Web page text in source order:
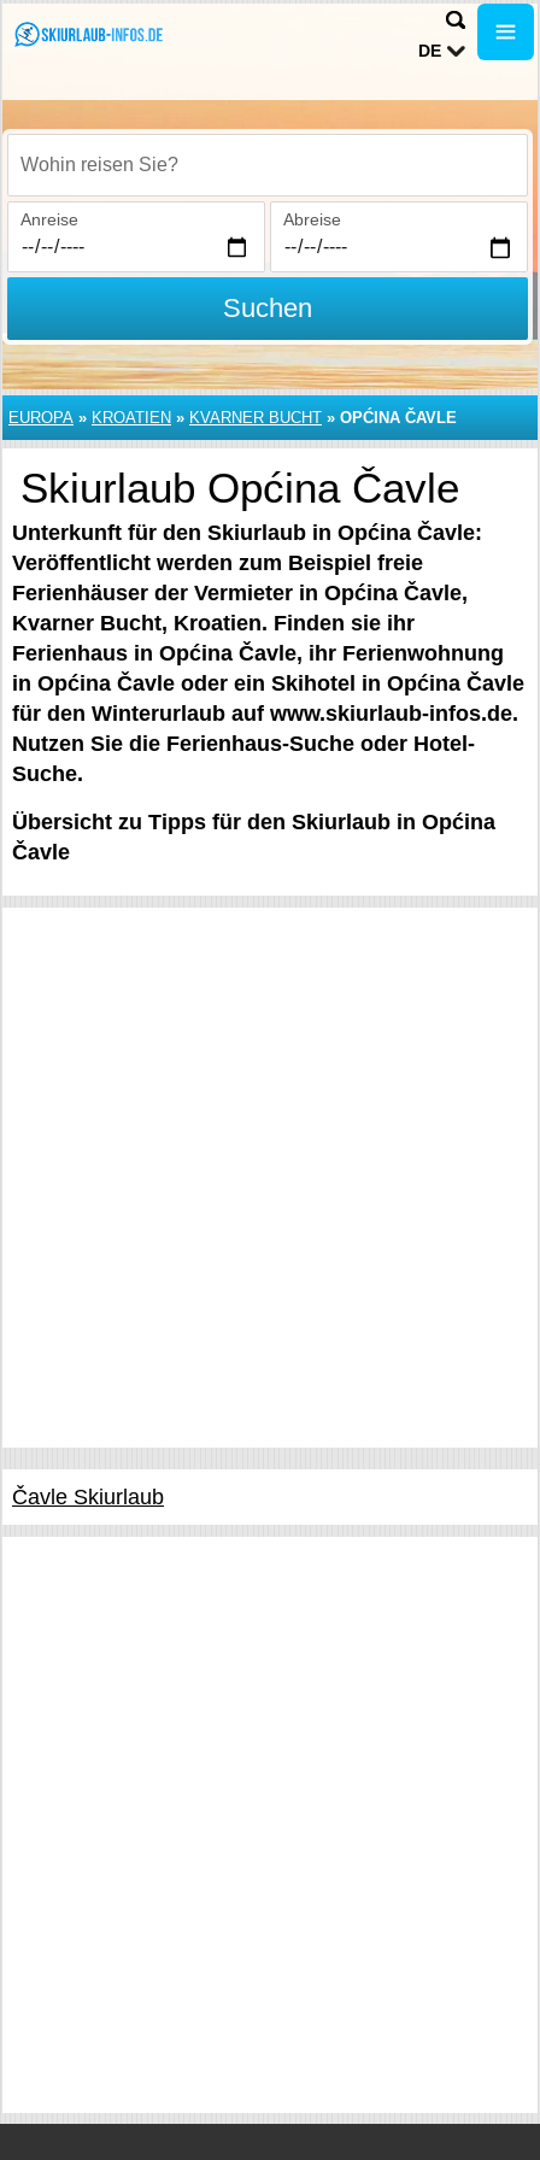
DE
Wohin reisen Sie?
Anreise Abreise
Suchen
EUROPA » KROATIEN » KVARNER BUCHT » OPĆINA ČAVLE
Skiurlaub Općina Čavle
Unterkunft für den Skiurlaub in Općina Čavle:
Veröffentlicht werden zum Beispiel freie
Ferienhäuser der Vermieter in Općina Čavle,
Kvarner Bucht, Kroatien. Finden sie ihr
Ferienhaus in Općina Čavle, ihr Ferienwohnung
in Općina Čavle oder ein Skihotel in Općina Čavle
für den Winterurlaub auf www.skiurlaub-infos.de.
Nutzen Sie die Ferienhaus-Suche oder Hotel-
Suche.
Übersicht zu Tipps für den Skiurlaub in Općina
Čavle
Čavle Skiurlaub